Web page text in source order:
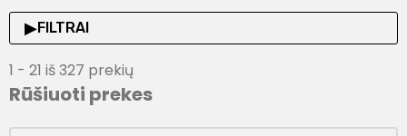
▶FILTRAI
1 - 21 iš 327 prekių
Rūšiuoti prekes